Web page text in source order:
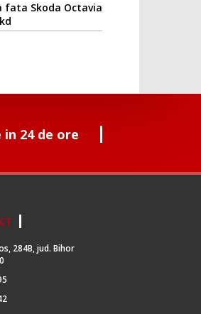
fata Skoda Octavia
in 24 de ore
284B, jud. Bihor